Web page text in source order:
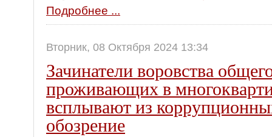
Подробнее ...
Вторник, 08 Октября 2024 13:34
Зачинатели воровства
проживающих в
всплывают из
обозрение